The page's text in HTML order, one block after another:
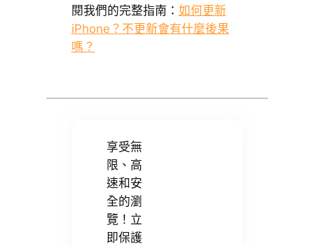
閱我們的完整指南： 如何更新
iPhone？不更新會有什麼後果
嗎？
享受無
限、高
速和安
全的瀏
覽！立
即保護